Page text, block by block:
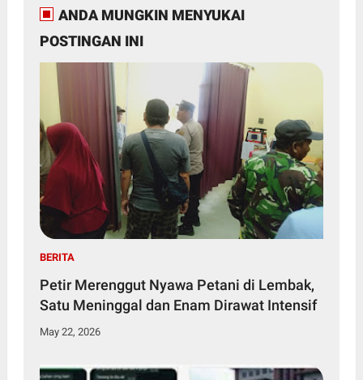
ANDA MUNGKIN MENYUKAI
POSTINGAN INI
BERITA
Petir Merenggut Nyawa Petani di Lembak,
Satu Meninggal dan Enam Dirawat Intensif
May 22, 2026